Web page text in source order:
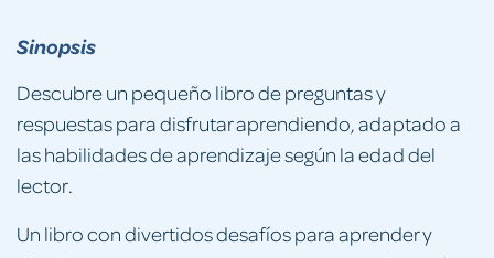
Sinopsis
Descubre un pequeño libro de preguntas y
respuestas para disfrutar aprendiendo, adaptado a
las habilidades de aprendizaje según la edad del
lector.
Un libro con divertidos desafíos para aprender y